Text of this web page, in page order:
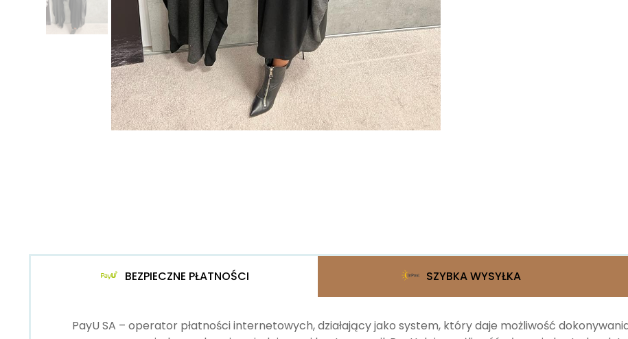
BEZPIECZNE PŁATNOŚCI SZYBKA WYSYŁKA
PayU SA – operator płatności internetowych, działający jako system, który daje możliwość